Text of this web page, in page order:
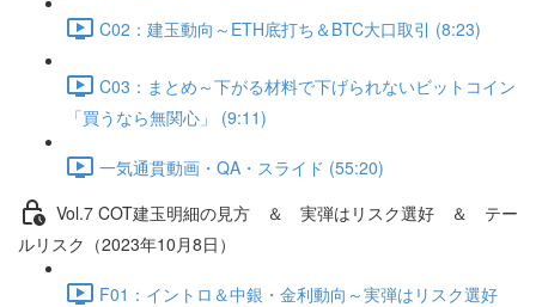
C02：建玉動向～ETH底打ち＆BTC大口取引 (8:23)
C03：まとめ～下がる材料で下げられないビットコイン
「買うなら無関心」 (9:11)
一気通貫動画・QA・スライド (55:20)
Vol.7 COT建⽟明細の⾒⽅ ＆ 実弾はリスク選好 ＆ テー
ルリスク（2023年10月8日）
F01：イントロ＆中銀・金利動向～実弾はリスク選好